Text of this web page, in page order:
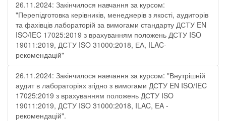
26.11.2024: Закінчилося навчання за курсом:
"Перепідготовка керівників, менеджерів з якості, аудиторів
та фахівців лабораторій за вимогами стандарту ДСТУ EN
ISO/IEC 17025:2019 з врахуванням положень ДСТУ ISO
19011:2019, ДСТУ ISO 31000:2018, ЕА, ILAC-
рекомендацій"
26.11.2024: Закінчилося навчання за курсом: "Внутрішній
аудит в лабораторіях згідно з вимогами ДСТУ EN ISO/IEC
17025:2019 з врахуванням положень ДСТУ ISO
19011:2019, ДСТУ ISO 31000:2018, ILAC, EA -
рекомендацій".